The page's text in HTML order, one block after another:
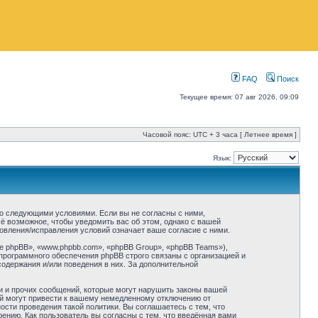
FAQ Поиск
Текущее время: 07 авг 2026, 09:09
Часовой пояс: UTC + 3 часа [ Летнее время ]
Язык:
следующими условиями. Если вы не согласны с ними,
возможное, чтобы уведомить вас об этом, однако с вашей
исправления условий означает ваше согласие с ними.
«www.phpbb.com», «phpBB Group», «phpBB Teams»),
обеспечения phpBB строго связаны с организацией и
и/или поведения в них. За дополнительной
прочих сообщений, которые могут нарушить законы вашей
могут привести к вашему немедленному отключению от
проведения такой политики. Вы соглашаетесь с тем, что
Как пользователь вы согласны с тем, что введённая вами